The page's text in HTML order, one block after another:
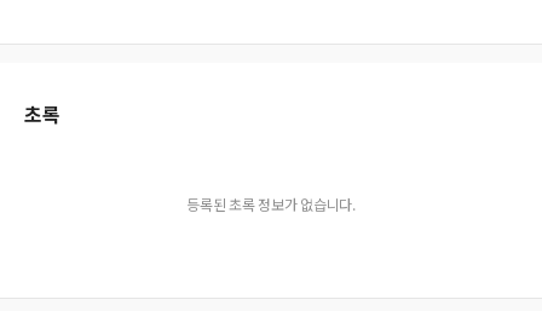
초록
등록된 초록 정보가 없습니다.